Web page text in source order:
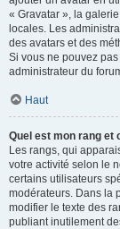
« Gravatar », la
locales. Les
des avatars et des
Si vous ne pouvez
administrateur du
Haut
Quel est mon rang et
Les rangs, qui
votre activité selon le
certains utilisateurs
modérateurs. Dans la
modifier le texte des
publiant inutilement